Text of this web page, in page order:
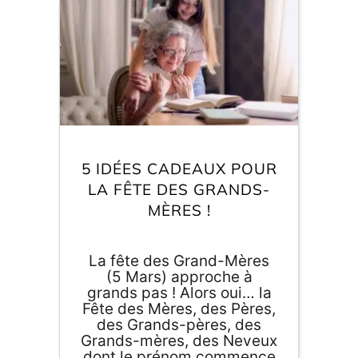
333 centimes d'euros la
minute et : BONJOUR LES
ÉCONOMIES !!! Comme on
aime beaucoup le
printemps, chez Agent
Paper nous avons décidé
de l’accueillir comme il se
doit avec une sélection de
donneront envie de
bourgeonner ! Décorer,
planter, porter… bref
pensez printemps, vivez le
printemps, soyez le
5 IDÉES CADEAUX POUR
LA FÊTE DES GRANDS-
MÈRES !
La fête des Grand-Mères
(5 Mars) approche à
grands pas ! Alors oui… la
Fête des Mères, des Pères,
des Grands-pères, des
Grands-mères, des Neveux